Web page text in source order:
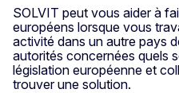
SOLVIT peut vous aider à
européens lorsque vous
activité dans un autre pays
autorités concernées quels
législation européenne et
trouver une solution.